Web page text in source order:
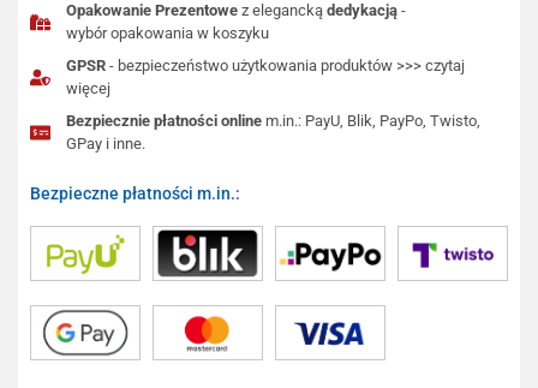
Opakowanie Prezentowe z eleganckądedykacją -
wybór opakowania w koszyku
GPSR - bezpieczeństwo użytkowania produktów >>> czytaj
więcej
Bezpiecznie płatności online m.in.: PayU, Blik, PayPo, Twisto,
GPay i inne.
Bezpieczne płatności m.in.: